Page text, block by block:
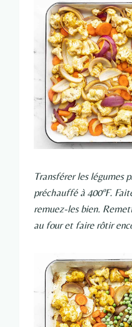
Transférer les légumes
préchauffé à 400ºF.
remuez-les bien.
au four et faire rôtir